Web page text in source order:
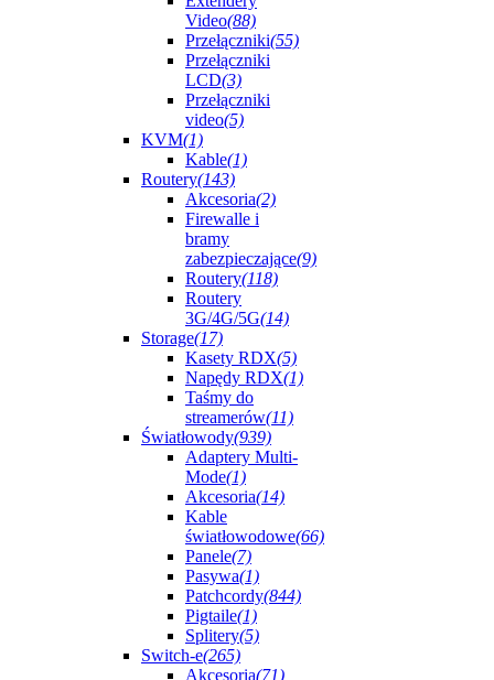
Video(88)
Przełączniki(55)
Przełączniki
LCD(3)
Przełączniki
video(5)
KVM(1)
Kable(1)
Routery(143)
Akcesoria(2)
Firewalle i
bramy
zabezpieczające(9)
Routery(118)
Routery
3G/4G/5G(14)
Storage(17)
Kasety RDX(5)
Napędy RDX(1)
Taśmy do
streamerów(11)
Światłowody(939)
Adaptery Multi-
Mode(1)
Akcesoria(14)
Kable
światłowodowe(66)
Panele(7)
Pasywa(1)
Patchcordy(844)
Pigtaile(1)
Splitery(5)
Switch-e(265)
Akcesoria(71)